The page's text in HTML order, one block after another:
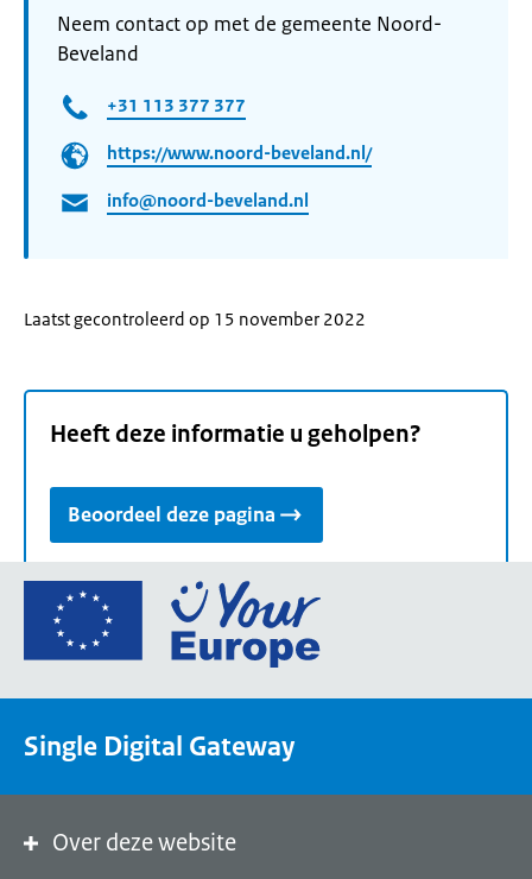
Neem contact op met de gemeente Noord-
Beveland
+31 113 377 377
https://www.noord-beveland.nl/
info@noord-beveland.nl
Laatst gecontroleerd op 15 november 2022
Heeft deze informatie u geholpen?
Beoordeel deze pagina
Ga
de
een
Single Digital Gateway
Over deze website